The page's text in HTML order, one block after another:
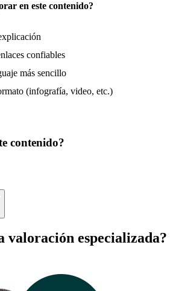
en este contenido?
confiables
más sencillo
(infografía, video, etc.)
contenido?
valoración especializada?